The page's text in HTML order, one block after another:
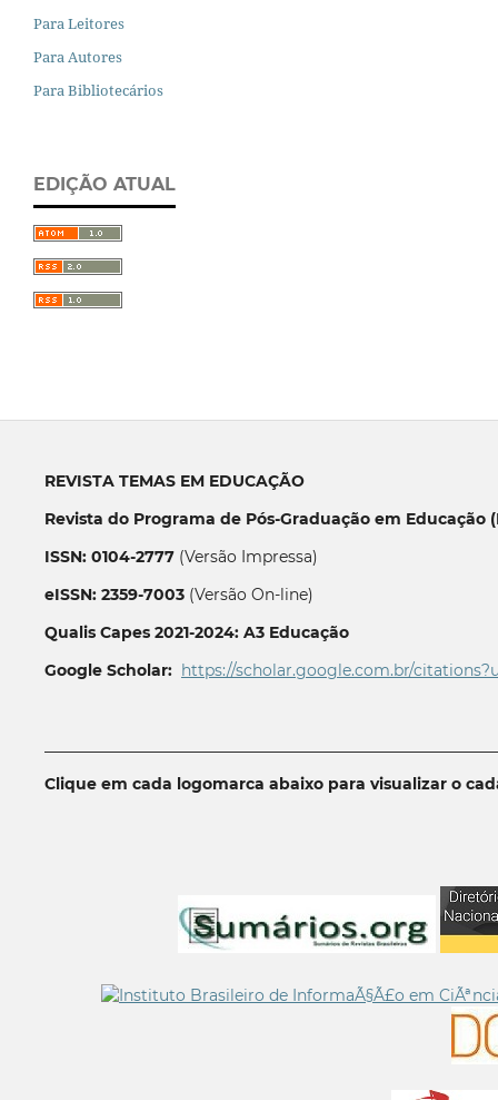
Para Leitores
Para Autores
Para Bibliotecários
EDIÇÃO ATUAL
REVISTA TEMAS EM EDUCAÇÃO
Revista do Programa de Pós-Graduação em Educação
ISSN: 0104-2777(Versão Impressa)
eISSN: 2359-7003(Versão On-line)
Qualis Capes 2021-2024: A3 Educação
Google Scholar: https://scholar.google.com.br/
Clique em cada logomarca abaixo para visualizar o